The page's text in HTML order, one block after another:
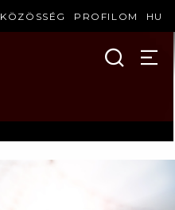
KÖZÖSSÉG PROFILOM HU